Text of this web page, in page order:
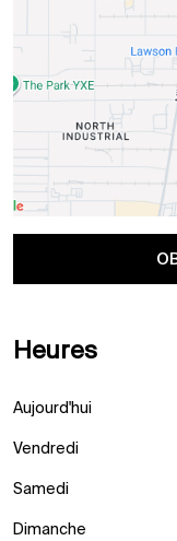
Heures
Aujourd'hui
Vendredi
Samedi
Dimanche